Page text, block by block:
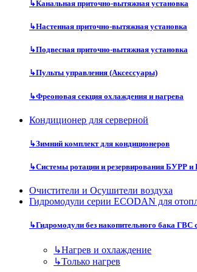
↳Канальная приточно-вытяжная установка
↳Настенная приточно-вытяжная установка
↳Подвесная приточно-вытяжная установка
↳Пульты управления (Аксессуары)
↳Фреоновая секция охлаждения и нагрева
Кондиционер для серверной
↳Зимний комплект для кондиционеров
↳Системы ротации и резервирования БУРР
Очистители и Осушители воздуха
Гидромодули серии ECODAN для
↳Гидромодули без накопительного бака ГВС
↳Нагрев и охлаждение
↳Только нагрев